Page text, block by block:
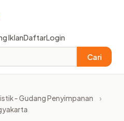
IklanDaftarLogin
Cari
- Gudang Penyimpanan
›